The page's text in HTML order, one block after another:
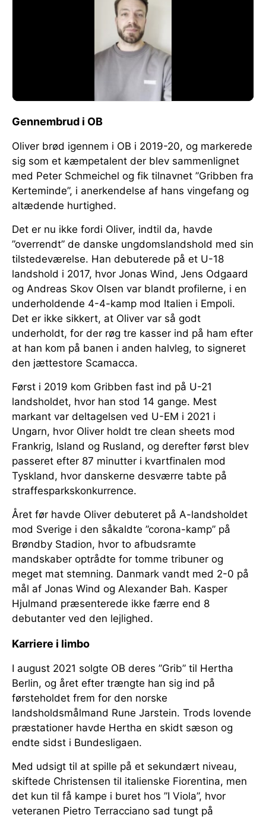
Gennembrud i OB
Oliver brød igennem i OB i 2019-20, og markerede
sig som et kæmpetalent der blev sammenlignet
med Peter Schmeichel og fik tilnavnet ”Gribben fra
Kerteminde”, i anerkendelse af hans vingefang og
altædende hurtighed.
Det er nu ikke fordi Oliver, indtil da, havde
”overrendt” de danske ungdomslandshold med sin
tilstedeværelse. Han debuterede på et U-18
landshold i 2017, hvor Jonas Wind, Jens Odgaard
og Andreas Skov Olsen var blandt profilerne, i en
underholdende 4-4-kamp mod Italien i Empoli.
Det er ikke sikkert, at Oliver var så godt
underholdt, for der røg tre kasser ind på ham efter
at han kom på banen i anden halvleg, to signeret
den jættestore Scamacca.
Først i 2019 kom Gribben fast ind på U-21
landsholdet, hvor han stod 14 gange. Mest
markant var deltagelsen ved U-EM i 2021 i
Ungarn, hvor Oliver holdt tre clean sheets mod
Frankrig, Island og Rusland, og derefter først blev
passeret efter 87 minutter i kvartfinalen mod
Tyskland, hvor danskerne desværre tabte på
straffesparkskonkurrence.
Året før havde Oliver debuteret på A-landsholdet
mod Sverige i den såkaldte ”corona-kamp” på
Brøndby Stadion, hvor to afbudsramte
mandskaber optrådte for tomme tribuner og
meget mat stemning. Danmark vandt med 2-0 på
mål af Jonas Wind og Alexander Bah. Kasper
Hjulmand præsenterede ikke færre end 8
debutanter ved den lejlighed.
Karriere i limbo
I august 2021 solgte OB deres ”Grib” til Hertha
Berlin, og året efter trængte han sig ind på
førsteholdet frem for den norske
landsholdsmålmand Rune Jarstein. Trods lovende
præstationer havde Hertha en skidt sæson og
endte sidst i Bundesligaen.
Med udsigt til at spille på et sekundært niveau,
skiftede Christensen til italienske Fiorentina, men
det kun til få kampe i buret hos ”I Viola”, hvor
veteranen Pietro Terracciano sad tungt på